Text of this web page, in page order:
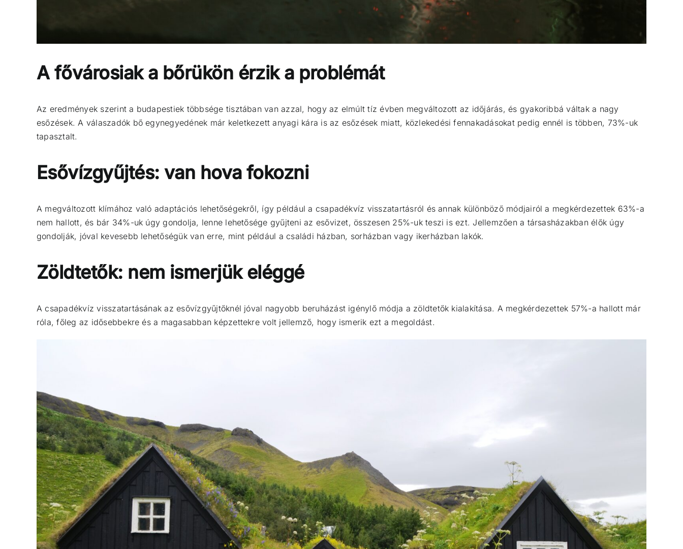
A fővárosiak a bőrükön érzik a problémát
Az eredmények szerint a budapestiek többsége tisztában van azzal, hogy az elmúlt tíz évben megváltozott az időjárás, és gyakoribbá váltak a nagy
esőzések. A válaszadók bő egynegyedének már keletkezett anyagi kára is az esőzések miatt, közlekedési fennakadásokat pedig ennél is többen, 73%-uk
tapasztalt.
Esővízgyűjtés: van hova fokozni
A megváltozott klímához való adaptációs lehetőségekről, így például a csapadékvíz visszatartásról és annak különböző módjairól a megkérdezettek 63%-a
nem hallott, és bár 34%-uk úgy gondolja, lenne lehetősége gyűjteni az esővizet, összesen 25%-uk teszi is ezt. Jellemzően a társasházakban élők úgy
gondolják, jóval kevesebb lehetőségük van erre, mint például a családi házban, sorházban vagy ikerházban lakók.
Zöldtetők: nem ismerjük eléggé
A csapadékvíz visszatartásának az esővízgyűjtőknél jóval nagyobb beruházást igénylő módja a zöldtetők kialakítása. A megkérdezettek 57%-a hallott már
róla, főleg az idősebbekre és a magasabban képzettekre volt jellemző, hogy ismerik ezt a megoldást.